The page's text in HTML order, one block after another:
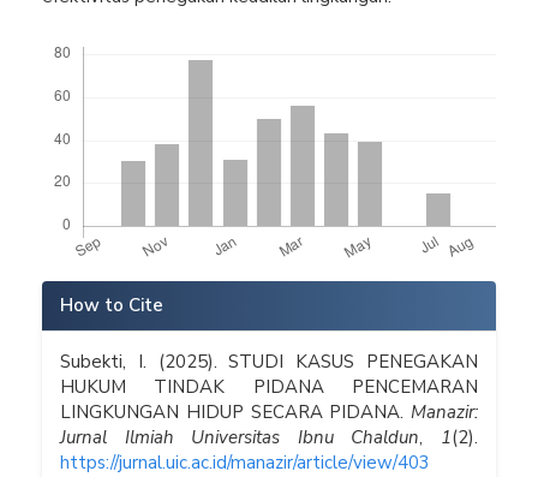
Article
Details
How to Cite
Subekti, I. (2025). STUDI KASUS PENEGAKAN
HUKUM TINDAK PIDANA PENCEMARAN
LINGKUNGAN HIDUP SECARA PIDANA. Manazir:
Jurnal Ilmiah Universitas Ibnu Chaldun, 1(2).
https://jurnal.uic.ac.id/manazir/article/view/403